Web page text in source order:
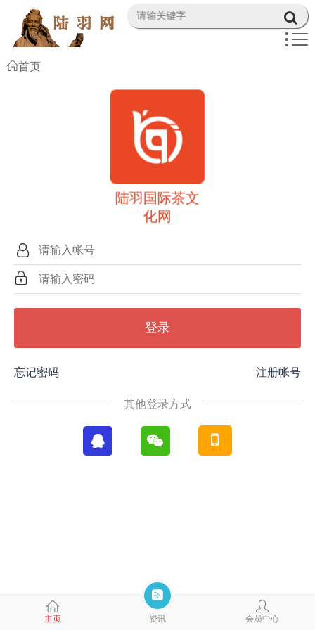
首页
陆羽国际茶文
化网
登录
忘记密码 注册帐号
其他登录方式
主页 资讯 会员中心